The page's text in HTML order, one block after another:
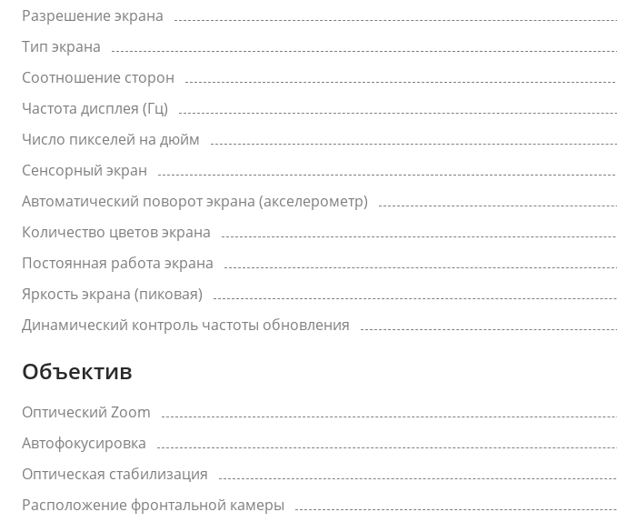
Разрешение экрана
Тип экрана
Соотношение сторон
Частота дисплея (Гц)
Число пикселей на дюйм
Сенсорный экран
Автоматический поворот экрана (акселерометр)
Количество цветов экрана
Постоянная работа экрана
Яркость экрана (пиковая)
Динамический контроль частоты обновления
Объектив
Оптический Zoom
Автофокусировка
Оптическая стабилизация
Расположение фронтальной камеры